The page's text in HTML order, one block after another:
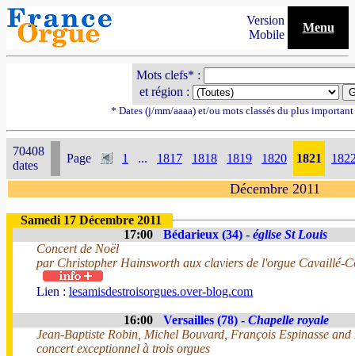
Version
Mobile
Menu
Mots clefs* :
et région :
* Dates (j/mm/aaaa) et/ou mots classés du plus
70408
dates
Page 1 ... 1817 1818 1819 1820 1821
Décembre 2011
Samedi 17 Décembre 2011
17:00
Bédarieux (34) - église St Louis
Concert de Noël
par Christopher Hainsworth aux claviers de l'orgue Cavaillé-
Lien : lesamisdestroisorgues.over-blog.com
16:00 Versailles (78) - Chapelle royale
Jean-Baptiste Robin, Michel Bouvard, François Espinasse
concert exceptionnel à trois orgues